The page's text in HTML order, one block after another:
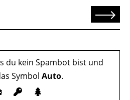
Senden
du kein Spambot bist und
Symbol Auto.